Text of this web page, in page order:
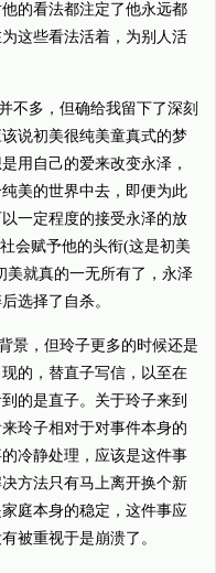
的看法都注定了他永远都
这些看法活着，为别人活
多，但确给我留下了深刻
说初美很纯美童真式的梦
用自己的爱来改变永泽，
美的世界中去，即便为此
一定程度的接受永泽的放
会赋予他的头衔(这是初美
美就真的一无所有了，永泽
选择了自杀。
，但玲子更多的时候还是
的，替直子写信，以至在
的是直子。关于玲子来到
玲子相对于对事件本身的
冷静处理，应该是这件事
方法只有马上离开换个新
庭本身的稳定，这件事应
被重视于是崩溃了。